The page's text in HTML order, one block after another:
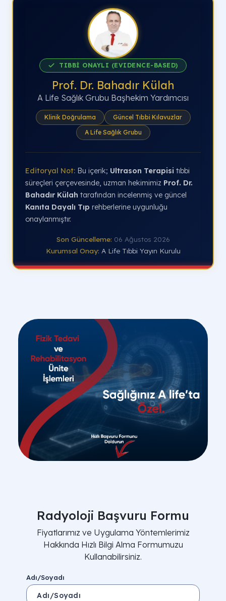
TIBBİ ONAYLI (EVIDENCE-BASED)
Prof. Dr. Bahadır Külah
A Life Sağlık Grubu Başhekim Yardımcısı
Klinik Doğrulama
Güncel Tıbbi Kılavuzlar
A Life Sağlık Grubu
Editoryal Not: Bu içerik; Ultrason Terapisi tıbbi
süreçleri çerçevesinde, uzman hekimimiz Prof. Dr.
Bahadır Külah tarafından incelenmiş ve güncel
Kanıta Dayalı Tıp rehberlerine uygunluğu
onaylanmıştır.
Son Güncelleme: 06 Ağustos 2026
Kurumsal Onay: A Life Tıbbi Yayın Kurulu
Radyoloji Başvuru Formu
Fiyatlarımız ve Uygulama Yöntemlerimiz
Hakkında Hızlı Bilgi Alma Formumuzu
Kullanabilirsiniz.
Adı/Soyadı